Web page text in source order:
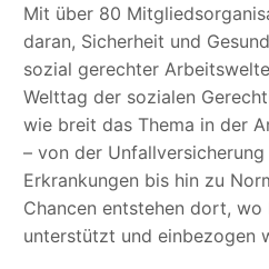
Mit über 80
daran, Sicherheit und
sozial gerechter
Welttag der sozialen
wie breit das Thema in der
– von der
Erkrankungen bis hin zu
Chancen entstehen dort, wo
unterstützt und einbezogen